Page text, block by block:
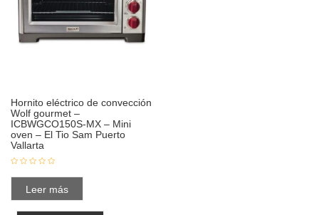
Hornito eléctrico de convección
Wolf gourmet –
ICBWGCO150S-MX – Mini
oven – El Tio Sam Puerto
Vallarta
Leer más